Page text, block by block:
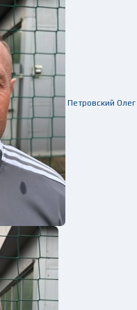
Петровский Олег